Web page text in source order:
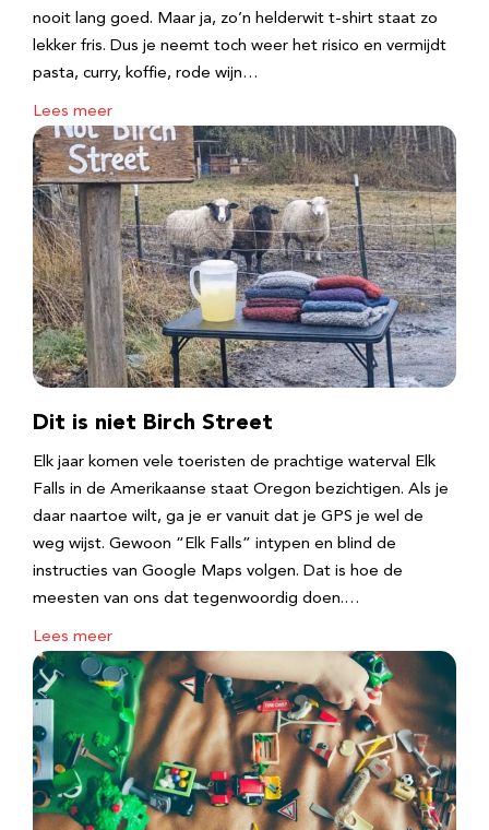
nooit lang goed. Maar ja, zo’n helderwit t-shirt staat zo
lekker fris. Dus je neemt toch weer het risico en vermijdt
pasta, curry, koffie, rode wijn…
Lees meer
Dit is niet Birch Street
Elk jaar komen vele toeristen de prachtige waterval Elk
Falls in de Amerikaanse staat Oregon bezichtigen. Als je
daar naartoe wilt, ga je er vanuit dat je GPS je wel de
weg wijst. Gewoon “Elk Falls” intypen en blind de
instructies van Google Maps volgen. Dat is hoe de
meesten van ons dat tegenwoordig doen.…
Lees meer